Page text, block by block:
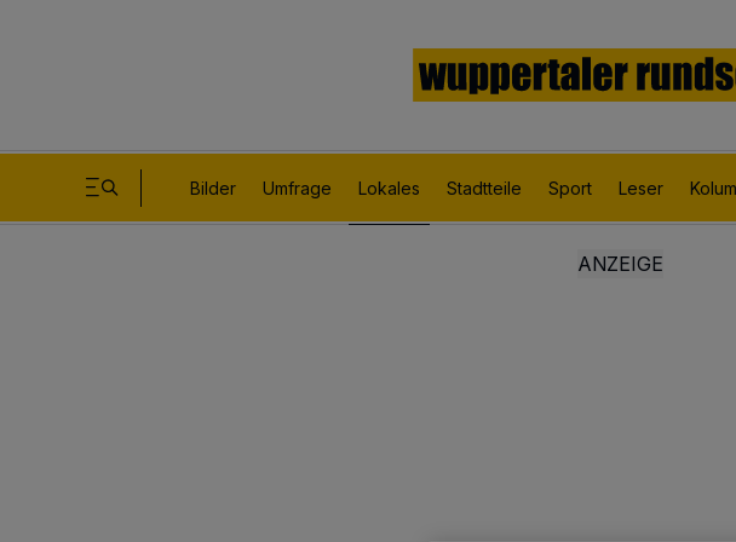
Bilder Umfrage Lokales Stadtteile Sport Leser